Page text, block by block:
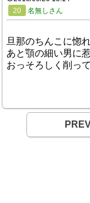
20
名無しさん
旦那のちんこに惚
あと顎の細い男に
おっそろしく削っ